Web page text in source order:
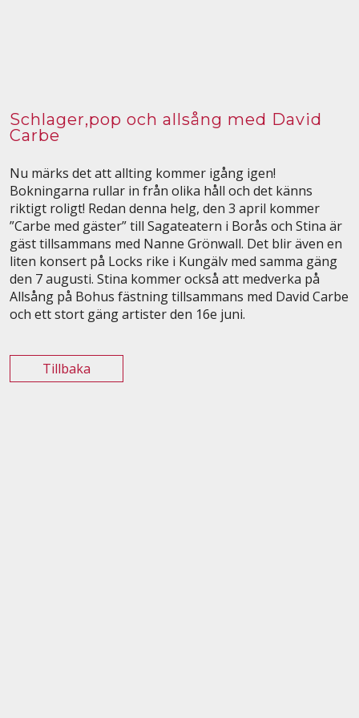
Schlager,pop och allsång med David
Carbe
Nu märks det att allting kommer igång igen!
Bokningarna rullar in från olika håll och det känns
riktigt roligt! Redan denna helg, den 3 april kommer
”Carbe med gäster” till Sagateatern i Borås och Stina är
gäst tillsammans med Nanne Grönwall. Det blir även en
liten konsert på Locks rike i Kungälv med samma gäng
den 7 augusti. Stina kommer också att medverka på
Allsång på Bohus fästning tillsammans med David Carbe
och ett stort gäng artister den 16e juni.
Tillbaka